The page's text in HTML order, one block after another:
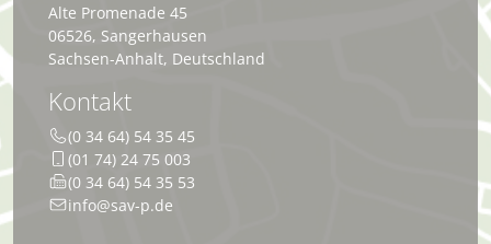
Alte Promenade 45
06526, Sangerhausen
Sachsen-Anhalt, Deutschland
Kontakt
(0 34 64) 54 35 45
(01 74) 24 75 003
(0 34 64) 54 35 53
info@sav-p.de